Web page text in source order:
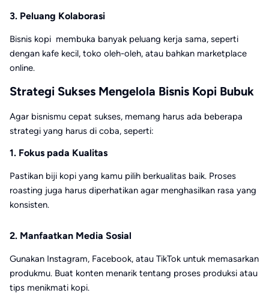
3. Peluang Kolaborasi
Bisnis kopi membuka banyak peluang kerja sama, seperti
dengan kafe kecil, toko oleh-oleh, atau bahkan marketplace
online.
Strategi Sukses Mengelola Bisnis Kopi Bubuk
Agar bisnismu cepat sukses, memang harus ada beberapa
strategi yang harus di coba, seperti:
1. Fokus pada Kualitas
Pastikan biji kopi yang kamu pilih berkualitas baik. Proses
roasting juga harus diperhatikan agar menghasilkan rasa yang
konsisten.
2. Manfaatkan Media Sosial
Gunakan Instagram, Facebook, atau TikTok untuk memasarkan
produkmu. Buat konten menarik tentang proses produksi atau
tips menikmati kopi.